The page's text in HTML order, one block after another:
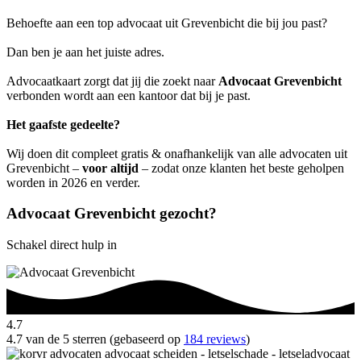
Behoefte aan een top advocaat uit Grevenbicht die bij jou past?
Dan ben je aan het juiste adres.
Advocaatkaart zorgt dat jij die zoekt naar Advocaat Grevenbicht
verbonden wordt aan een kantoor dat bij je past.
Het gaafste gedeelte?
Wij doen dit compleet gratis & onafhankelijk van alle advocaten uit
Grevenbicht – voor altijd – zodat onze klanten het beste geholpen
worden in 2026 en verder.
Advocaat Grevenbicht gezocht?
Schakel direct hulp in
4.7
4.7 van de 5 sterren (gebaseerd op 184 reviews)